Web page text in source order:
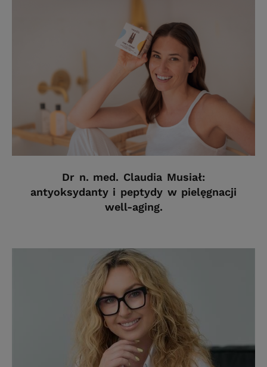
Dr n. med. Claudia Musiał:
antyoksydanty i peptydy w pielęgnacji
well-aging.